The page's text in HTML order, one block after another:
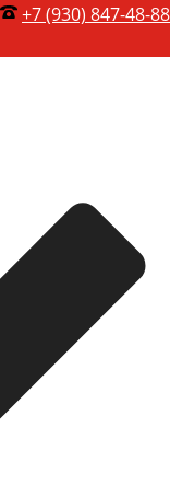
+7 (930) 847-48-88